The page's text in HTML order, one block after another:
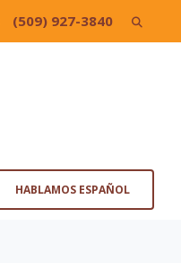
(509) 927-3840 Search
HABLAMOS ESPAÑOL